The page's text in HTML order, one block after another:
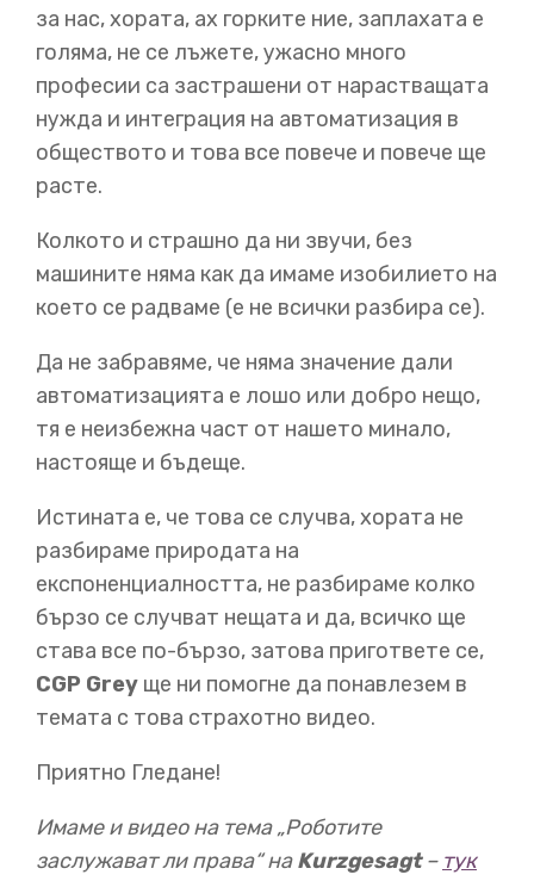
ФИЗИЧЕСКИ ТРУД
01:07
Когато си мислите за автоматизация, сигорно си
мислите за това: големи, специализирани, скъпи,
ефективни, но доста глупваи роботи, слепи към
автоматизация, но все още не са превзели света,
защото са само полезни в тесни ситуации.
01:23
Но те са старият вид на автоматизацията. Това е
новият.Срещнете се с Бакстър.За разлика от
машините, които се нуждаят от опитни оператори и
може да научи каквото искате, само като ви гледа как
01:37
И струва по-малко от средната годишна заплата на
един работник. За разлика от старите си братя,той
не е програмиран за една специфична работа, той
на ръцете му. Бакстър може да се смята като робот с
голямата работа.
за нас, хората, ах горките ние, заплахата е
голяма, не се лъжете, ужасно много
професии са застрашени от нарастващата
нужда и интеграция на автоматизация в
обществото и това все повече и повече ще
расте.
Колкото и страшно да ни звучи, без
машините няма как да имаме изобилието на
което се радваме (е не всички разбира се).
Да не забравяме, че няма значение дали
автоматизацията е лошо или добро нещо,
тя е неизбежна част от нашето минало,
настояще и бъдеще.
Истината е, че това се случва, хората не
разбираме природата на
експоненциалността, не разбираме колко
бързо се случват нещата и да, всичко ще
става все по-бързо, затова пригответе се,
CGP Grey ще ни помогне да понавлезем в
темата с това страхотно видео.
Приятно Гледане!
Имаме и видео на тема „Роботите
заслужават ли права“ наKurzgesagt– тук